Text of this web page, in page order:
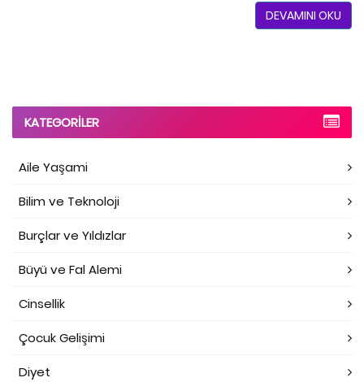
DEVAMINI OKU
KATEGORILER
Aile Yaşami
Bilim ve Teknoloji
Burçlar ve Yıldızlar
Büyü ve Fal Alemi
Cinsellik
Çocuk Gelişimi
Diyet